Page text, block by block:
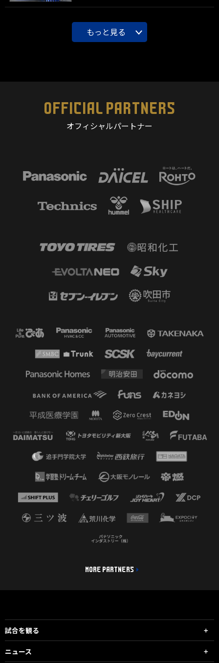
もっと見る
OFFICIAL PARTNERS
オフィシャルパートナー
MORE PARTNERS
試合を観る
ニュース